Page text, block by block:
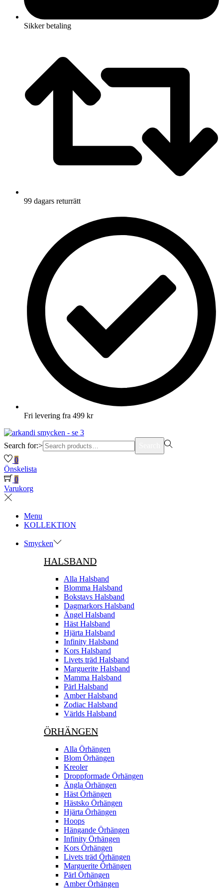
Sikker betaling
99 dagars returrätt
Fri levering fra 499 kr
Search for:>
0
Önskelista
0
Varukorg
Menu
KOLLEKTION
Smycken
HALSBAND
Alla Halsband
Blomma Halsband
Bokstavs Halsband
Dagmarkors Halsband
Ängel Halsband
Häst Halsband
Hjärta Halsband
Infinity Halsband
Kors Halsband
Livets träd Halsband
Marguerite Halsband
Mamma Halsband
Pärl Halsband
Amber Halsband
Zodiac Halsband
Världs Halsband
ÖRHÄNGEN
Alla Örhängen
Blom Örhängen
Kreoler
Droppformade Örhängen
Ängla Örhängen
Häst Örhängen
Hästsko Örhängen
Hjärta Örhängen
Hoops
Hängande Örhängen
Infinity Örhängen
Kors Örhängen
Livets träd Örhängen
Marguerite Ôrhängen
Pärl Örhängen
Amber Örhängen